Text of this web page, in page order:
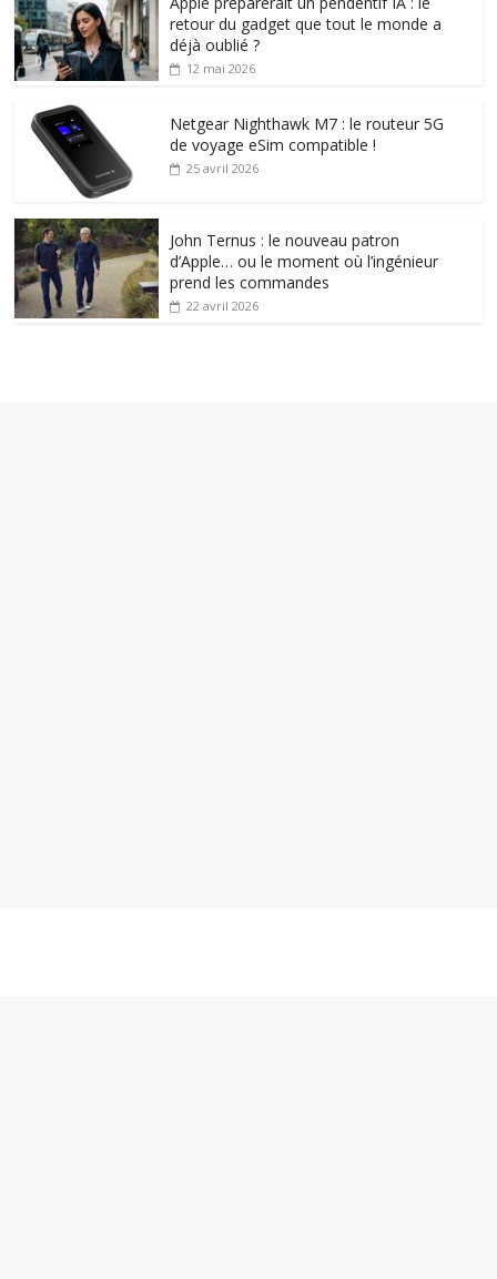
retour du gadget que tout le monde a
déjà oublié ?
12 mai 2026
Netgear Nighthawk M7 : le routeur 5G
de voyage eSim compatible !
25 avril 2026
John Ternus : le nouveau patron
d’Apple… ou le moment où l’ingénieur
prend les commandes
22 avril 2026